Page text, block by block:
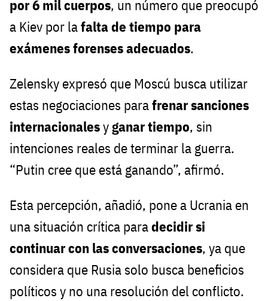
por 6 mil cuerpos, un número que preocupó
a Kiev por lafalta de tiempo para
exámenes forenses adecuados.
Zelensky expresó que Moscú busca utilizar
estas negociaciones parafrenar sanciones
internacionalesyganar tiempo, sin
intenciones reales de terminar la guerra.
“Putin cree que está ganando”, afirmó.
Esta percepción, añadió, pone a Ucrania en
una situación crítica paradecidir si
continuar con las conversaciones, ya que
considera que Rusia solo busca beneficios
políticos y no una resolución del conflicto.